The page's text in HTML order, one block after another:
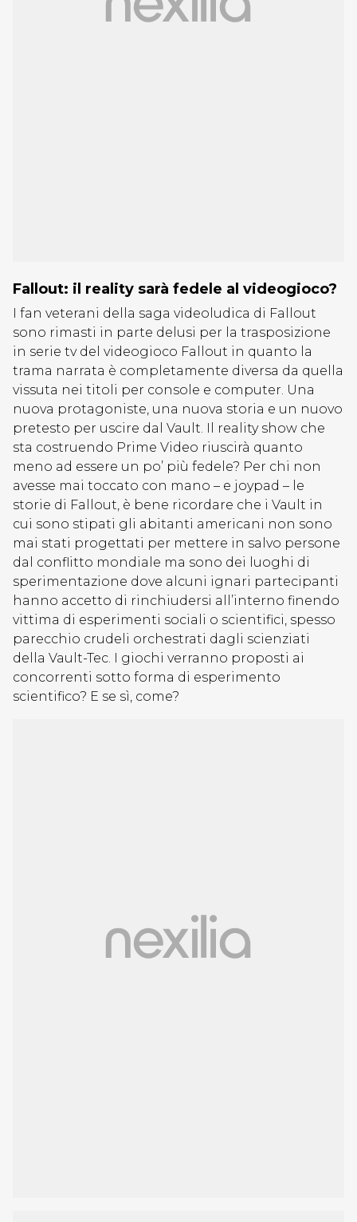
Fallout: il reality sarà fedele al videogioco?
I fan veterani della saga videoludica di Fallout
sono rimasti in parte delusi per la trasposizione
in serie tv del videogioco Fallout in quanto la
trama narrata è completamente diversa da quella
vissuta nei titoli per console e computer. Una
nuova protagoniste, una nuova storia e un nuovo
pretesto per uscire dal Vault. Il reality show che
sta costruendo Prime Video riuscirà quanto
meno ad essere un po’ più fedele? Per chi non
avesse mai toccato con mano – e joypad – le
storie di Fallout, è bene ricordare che i Vault in
cui sono stipati gli abitanti americani non sono
mai stati progettati per mettere in salvo persone
dal conflitto mondiale ma sono dei luoghi di
sperimentazione dove alcuni ignari partecipanti
hanno accetto di rinchiudersi all’interno finendo
vittima di esperimenti sociali o scientifici, spesso
parecchio crudeli orchestrati dagli scienziati
della Vault-Tec. I giochi verranno proposti ai
concorrenti sotto forma di esperimento
scientifico? E se sì, come?